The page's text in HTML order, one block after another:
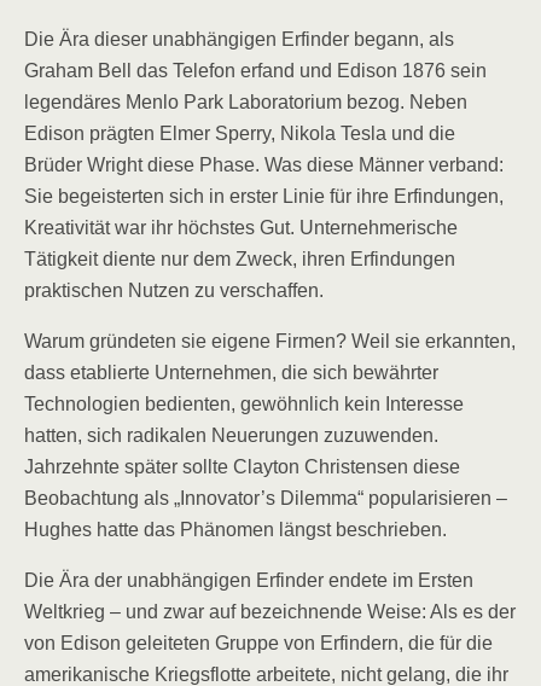
Die Ära dieser unabhängigen Erfinder begann, als
Graham Bell das Telefon erfand und Edison 1876 sein
legendäres Menlo Park Laboratorium bezog. Neben
Edison prägten Elmer Sperry, Nikola Tesla und die
Brüder Wright diese Phase. Was diese Männer verband:
Sie begeisterten sich in erster Linie für ihre Erfindungen,
Kreativität war ihr höchstes Gut. Unternehmerische
Tätigkeit diente nur dem Zweck, ihren Erfindungen
praktischen Nutzen zu verschaffen.
Warum gründeten sie eigene Firmen? Weil sie erkannten,
dass etablierte Unternehmen, die sich bewährter
Technologien bedienten, gewöhnlich kein Interesse
hatten, sich radikalen Neuerungen zuzuwenden.
Jahrzehnte später sollte Clayton Christensen diese
Beobachtung als „Innovator’s Dilemma“ popularisieren –
Hughes hatte das Phänomen längst beschrieben.
Die Ära der unabhängigen Erfinder endete im Ersten
Weltkrieg – und zwar auf bezeichnende Weise: Als es der
von Edison geleiteten Gruppe von Erfindern, die für die
amerikanische Kriegsflotte arbeitete, nicht gelang, die ihr